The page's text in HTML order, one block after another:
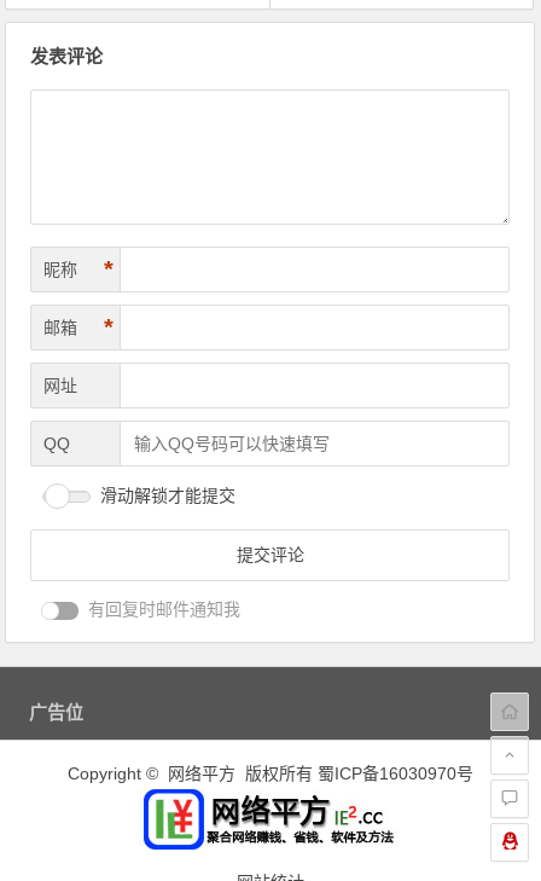
发表评论
昵称 *
邮箱 *
网址
QQ
滑动解锁才能提交
有回复时邮件通知我
广告位
Copyright © 网络平方 版权所有 蜀ICP备16030970号